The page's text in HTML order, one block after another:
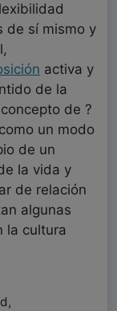
de sí mismo y
activa y
de la
de ?
un modo
de un
la vida y
de relación
algunas
la cultura